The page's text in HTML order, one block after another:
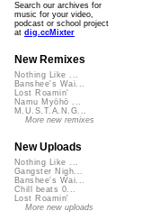
Search our archives for
music for your video,
podcast or school project
at dig.ccMixter
New Remixes
Nothing Like ...
Banshee's Wai...
Lost Roamin'
Namu Myōhō ...
M.U.S.T.A.N.G...
More new remixes
New Uploads
Nothing Like ...
Gangster Nigh...
Banshee's Wai...
Chill beats 0...
Lost Roamin'
More new uploads